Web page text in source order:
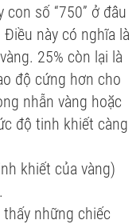
số “750” ở đâu
này có nghĩa là
25% còn lại là
độ cứng hơn cho
nhẫn vàng hoặc
độ tinh khiết càng
khiết của vàng)
những chiếc